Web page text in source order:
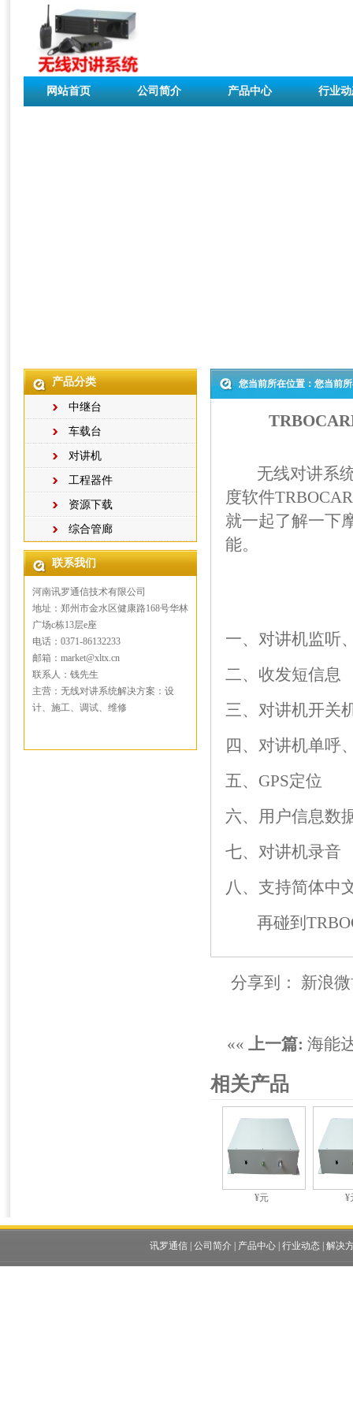
网站首页 公司简介 产品中心 行业
产品分类
中继台
车载台
对讲机
工程器件
资源下载
综合管廊
联系我们
河南讯罗通信技术有限公司
地址：郑州市金水区健康路168号华林
广场c栋13层e座
电话：0371-86132233
邮箱：market@xltx.cn
联系人：钱先生
主营：无线对讲系统解决方案：设
计、施工、调试、维修
您当前所在位置：您当前
无线对讲系统
度软件
就一起了解一下
能。
一、对讲机监听
二、收发短信息
三、对讲机开关
四、对讲机单呼
五、GPS定位
六、用户信息数
七、对讲机录音
八、支持简体中
再碰到
分享到： 新浪
«« 上一篇: 海能
相关产品
¥元 ¥
讯罗通信| 公司简介| 产品中心| 行业动态| 解决